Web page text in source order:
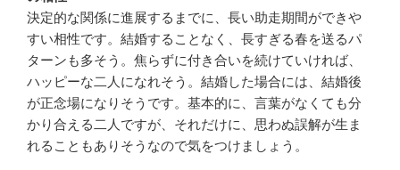
決定的な関係に進展するまでに、長い助走期間ができや
すい相性です。結婚することなく、長すぎる春を送るパ
ターンも多そう。焦らずに付き合いを続けていければ、
ハッピーな二人になれそう。結婚した場合には、結婚後
が正念場になりそうです。基本的に、言葉がなくても分
かり合える二人ですが、それだけに、思わぬ誤解が生ま
れることもありそうなので気をつけましょう。